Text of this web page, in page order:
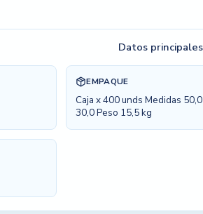
Datos
EMPAQUE
Caja x 400 unds Medidas
30,0 Peso 15,5 kg